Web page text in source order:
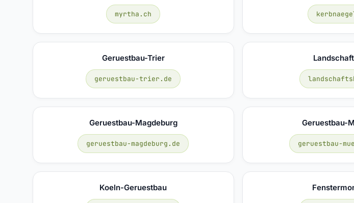
myrtha.ch
Geruestbau-Trier
geruestbau-trier.de
Geruestbau-Magdeburg
geruestbau-magdeburg.de
Geruestbau-
geruestbau-
Koeln-Geruestbau